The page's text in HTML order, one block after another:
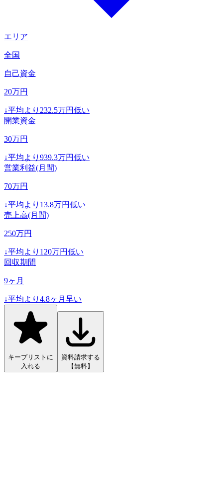
エリア
全国
自己資金
20万円
↓平均より 232.5万円低い
開業資金
30万円
↓平均より 939.3万円低い
営業利益(月間)
70万円
↓平均より 13.8万円低い
売上高(月間)
250万円
↓平均より 120万円低い
回収期間
9ヶ月
↓平均より 4.8ヶ月早い
キープリストに
入れる
資料請求する
【無料】